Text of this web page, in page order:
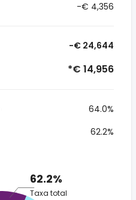
-€ 4,356
-€ 24,644
*€ 14,956
64.0%
62.2%
62.2%
Taxa total